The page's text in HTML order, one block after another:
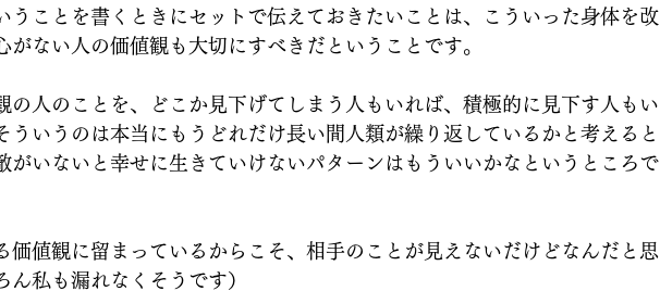
うことを書くときにセットで伝えておきたいことは、こういった身体を改
がない人の価値観も大切にすべきだということです。
の人のことを、どこか見下げてしまう人もいれば、積極的に見下す人もい
ういうのは本当にもうどれだけ長い間人類が繰り返しているかと考えると
がいないと幸せに生きていけないパターンはもういいかなというところで
価値観に留まっているからこそ、相手のことが見えないだけどなんだと思
ん私も漏れなくそうです）